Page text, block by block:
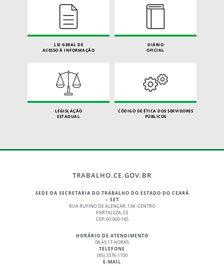
LEI GERAL DE
ACESSO À INFORMAÇÃO
DIÁRIO
OFICIAL
LEGISLAÇÃO
ESTADUAL
CÓDIGO DE ÉTICA DOS SERVIDORES
PÚBLICOS
TRABALHO.CE.GOV.BR
SEDE DA SECRETARIA DO TRABALHO DO ESTADO DO CEARÁ
– SET
RUA RUFINO DE ALENCAR, 134 -CENTRO
FORTALEZA, CE
CEP: 60.060-145
HORÁRIO DE ATENDIMENTO
08 ÀS 17 HORAS
TELEFONE
(85) 3376-1100
E-MAIL